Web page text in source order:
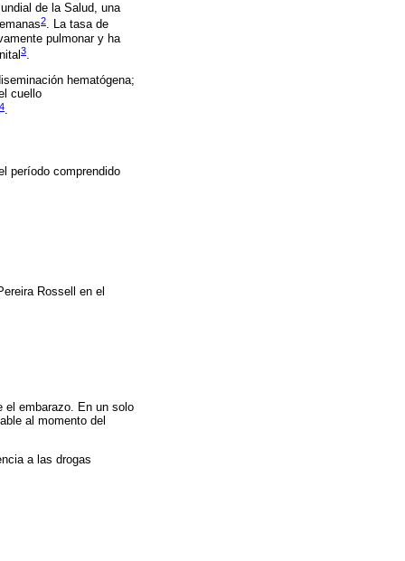
de la Salud, una
2. La tasa de
pulmonar y ha
3.
hematógena;
cuello
4.
período comprendido
Rossell en el
el embarazo. En un solo
al momento del
a las drogas